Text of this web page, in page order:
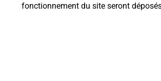
fonctionnement du site seront